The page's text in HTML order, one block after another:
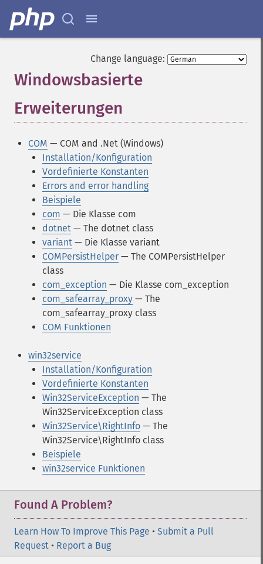
Change language:
Windowsbasierte
Erweiterungen
COM — COM and .Net (Windows)
Installation/Konfiguration
Vordefinierte Konstanten
Errors and error handling
Beispiele
com — Die Klasse com
dotnet — The dotnet class
variant — Die Klasse variant
COMPersistHelper — The COMPersistHelper
class
com_exception — Die Klasse com_exception
com_safearray_proxy — The
com_safearray_proxy class
COM Funktionen
win32service
Installation/Konfiguration
Vordefinierte Konstanten
Win32ServiceException — The
Win32ServiceException class
Win32Service\RightInfo — The
Win32Service\RightInfo class
Beispiele
win32service Funktionen
Found A Problem?
Learn How To Improve This Page • Submit a Pull
Request • Report a Bug